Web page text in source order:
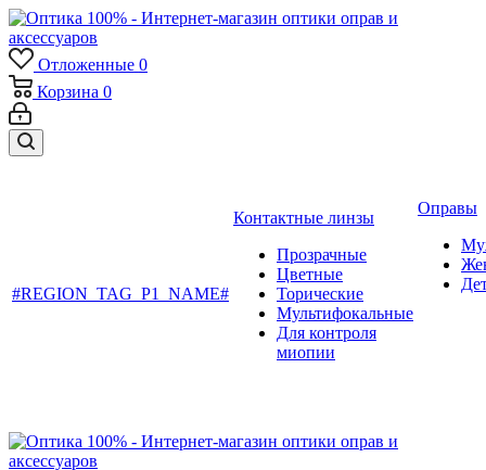
Отложенные 0
Корзина 0
#REGION_TAG_P1_NAME#
Контактные линзы
Прозрачные
Цветные
Торические
Мультифокальные
Для контроля
миопии
Оправы